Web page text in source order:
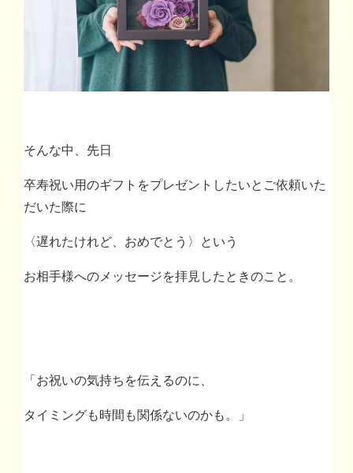
そんな中、先日
卒寿祝い用のギフトをプレゼントしたいとご依頼いた
だいた際に
〈遅れたけれど、おめでとう〉という
お相手様へのメッセージを拝見したときのこと。
「お祝いの気持ちを伝えるのに、
タイミングも時間も関係ないのかも。」